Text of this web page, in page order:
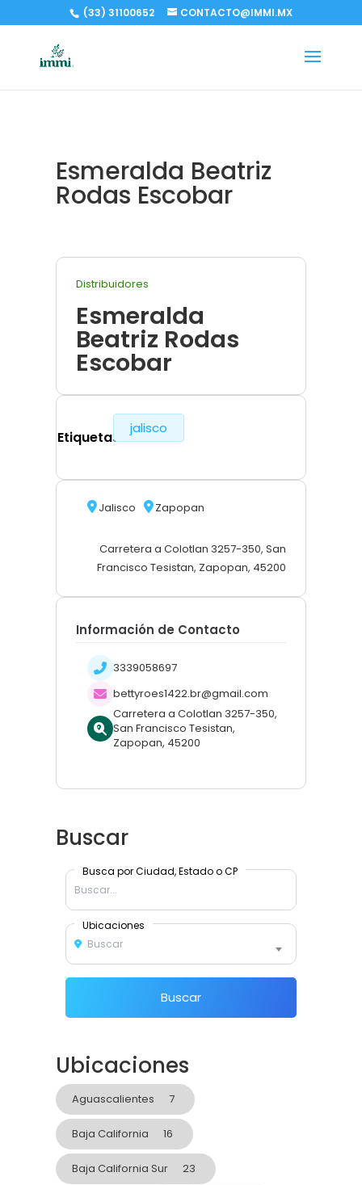
(33) 31100652 CONTACTO@IMMI.MX
Esmeralda Beatriz
Rodas Escobar
Distribuidores
Esmeralda
Beatriz Rodas
Escobar
Etiquetas
jalisco
Jalisco Zapopan
Carretera a Colotlan 3257-350, San
Francisco Tesistan, Zapopan, 45200
Información de Contacto
3339058697
bettyroes1422.br@gmail.com
Carretera a Colotlan 3257-350,
San Francisco Tesistan,
Zapopan, 45200
Buscar
Busca por Ciudad, Estado o CP
Ubicaciones
Buscar
Buscar
Ubicaciones
Aguascalientes 7
Baja California 16
Baja California Sur 23